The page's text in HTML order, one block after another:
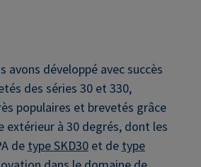
avons développé avec succès
des séries 30 et 330,
populaires et brevetés grâce
extérieur à 30 degrés, dont les
de type SKD30et de type